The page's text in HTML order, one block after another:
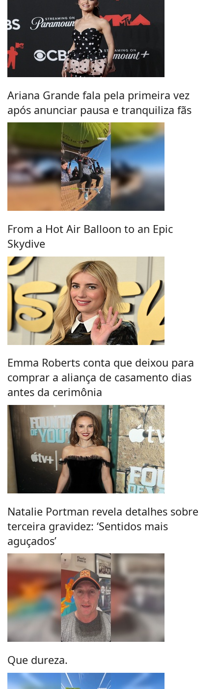
Ariana Grande fala pela primeira vez
após anunciar pausa e tranquiliza fãs
From a Hot Air Balloon to an Epic
Skydive
Emma Roberts conta que deixou para
comprar a aliança de casamento dias
antes da cerimônia
Natalie Portman revela detalhes sobre
terceira gravidez: ‘Sentidos mais
aguçados’
Que dureza.